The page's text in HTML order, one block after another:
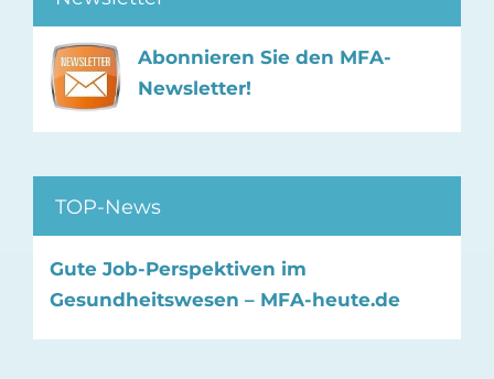
Abonnieren Sie den MFA-
Newsletter!
TOP-News
Gute Job-Perspektiven im
Gesundheitswesen – MFA-heute.de